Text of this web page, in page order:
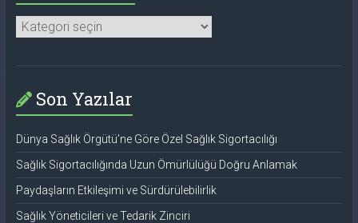
Kategoriler
Son Yazılar
Dünya Sağlık Örgütü’ne Göre Özel Sağlık Sigortacılığı
Sağlık Sigortacılığında Uzun Ömürlülüğü Doğru Anlamak
Paydaşların Etkileşimi ve Sürdürülebilirlik
Sağlık Yöneticileri ve Tedarik Zinciri